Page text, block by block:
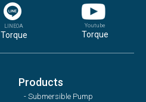
LINEOA
Torque
Youtube
Torque
Products
- Submersible Pump